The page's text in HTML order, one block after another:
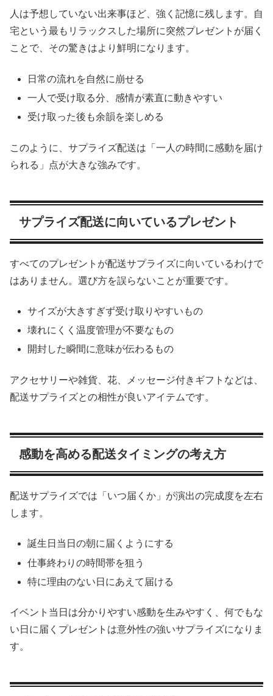
人は予想していない出来事ほど、強く記憶に残します。自
宅という最もリラックスした場所に突然プレゼントが届く
ことで、その驚きはより鮮明になります。
日常の流れを自然に崩せる
一人で受け取る分、感情が素直に動きやすい
受け取った後も余韻を楽しめる
このように、サプライズ配送は「一人の時間に感動を届け
られる」点が大きな強みです。
サプライズ配送に向いているプレゼント
すべてのプレゼントが配送サプライズに向いているわけで
はありません。選び方を誤らないことが重要です。
サイズが大きすぎず受け取りやすいもの
壊れにくく温度管理が不要なもの
開封した瞬間に意味が伝わるもの
アクセサリーや雑貨、花、メッセージ付きギフトなどは、
配送サプライズとの相性が良いアイテムです。
感動を高める配送タイミングの考え方
配送サプライズでは「いつ届くか」が演出の完成度を左右
します。
誕生日当日の朝に届くようにする
仕事終わりの時間帯を狙う
特に理由のない日にあえて届ける
イベント当日は分かりやすい感動を生みやすく、何でもな
い日に届くプレゼントは意外性の強いサプライズになりま
す。